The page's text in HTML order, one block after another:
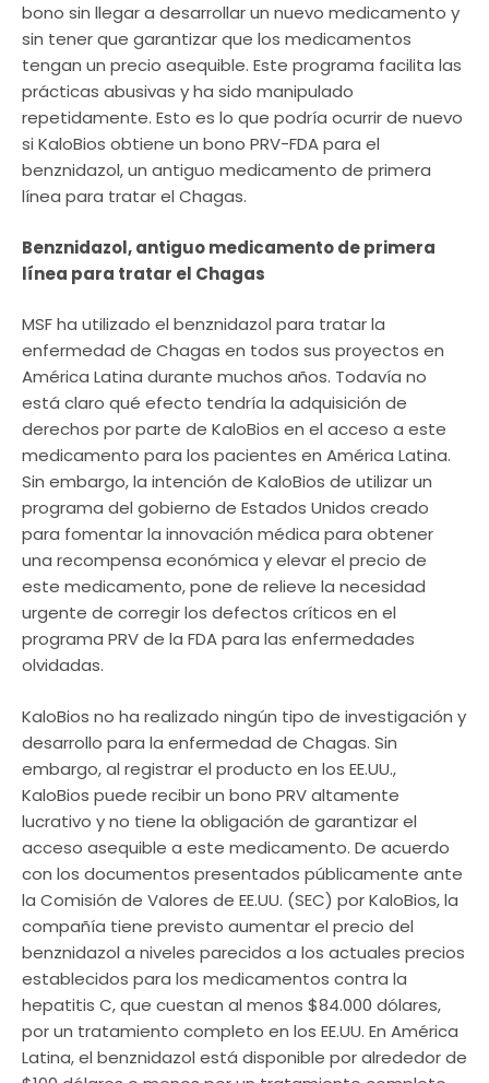
bono sin llegar a desarrollar un nuevo medicamento y
sin tener que garantizar que los medicamentos
tengan un precio asequible. Este programa facilita las
prácticas abusivas y ha sido manipulado
repetidamente. Esto es lo que podría ocurrir de nuevo
si KaloBios obtiene un bono PRV-FDA para el
benznidazol, un antiguo medicamento de primera
línea para tratar el Chagas.
Benznidazol, antiguo medicamento de primera
línea para tratar el Chagas
MSF ha utilizado el benznidazol para tratar la
enfermedad de Chagas en todos sus proyectos en
América Latina durante muchos años. Todavía no
está claro qué efecto tendría la adquisición de
derechos por parte de KaloBios en el acceso a este
medicamento para los pacientes en América Latina.
Sin embargo, la intención de KaloBios de utilizar un
programa del gobierno de Estados Unidos creado
para fomentar la innovación médica para obtener
una recompensa económica y elevar el precio de
este medicamento, pone de relieve la necesidad
urgente de corregir los defectos críticos en el
programa PRV de la FDA para las enfermedades
olvidadas.
KaloBios no ha realizado ningún tipo de investigación y
desarrollo para la enfermedad de Chagas. Sin
embargo, al registrar el producto en los EE.UU.,
KaloBios puede recibir un bono PRV altamente
lucrativo y no tiene la obligación de garantizar el
acceso asequible a este medicamento. De acuerdo
con los documentos presentados públicamente ante
la Comisión de Valores de EE.UU. (SEC) por KaloBios, la
compañía tiene previsto aumentar el precio del
benznidazol a niveles parecidos a los actuales precios
establecidos para los medicamentos contra la
hepatitis C, que cuestan al menos $84.000 dólares,
por un tratamiento completo en los EE.UU. En América
Latina, el benznidazol está disponible por alrededor de